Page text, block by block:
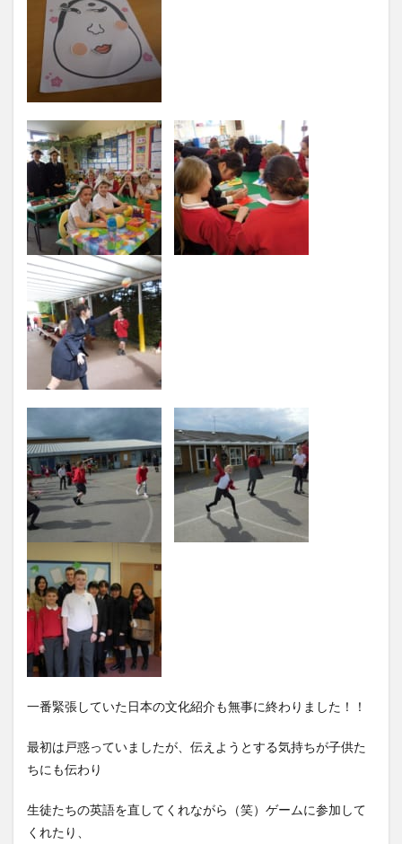
一番緊張していた日本の文化紹介も無事に終わりました！！
最初は戸惑っていましたが、伝えようとする気持ちが子供た
ちにも伝わり
生徒たちの英語を直してくれながら（笑）ゲームに参加して
くれたり、